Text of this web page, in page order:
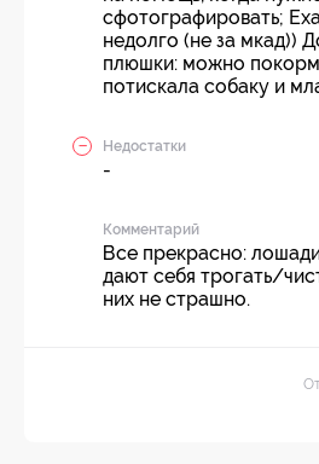
сфотографировать;
недолго (не за мкад))
плюшки: можно
потискала собаку и
Недостатки
-
Комментарий
Все прекрасно:
дают себя трогать/
них не страшно.